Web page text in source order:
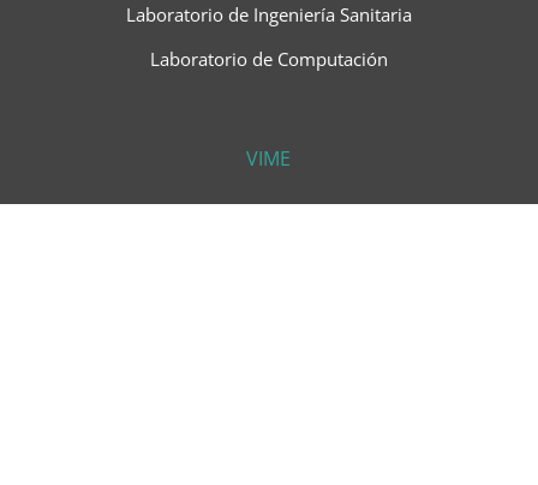
Laboratorio de Ingeniería Sanitaria
Laboratorio de Computación
VIME